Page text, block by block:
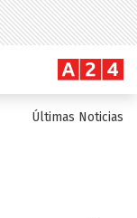
Últimas Noticias